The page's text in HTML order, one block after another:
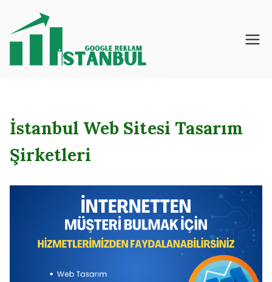
İstanbul – Google
İstanbul Web Sitesi Tasarım
Şirketleri